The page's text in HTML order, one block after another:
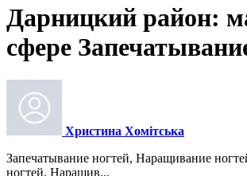
Дарницкий район:
сфере
Христина Хомітська
Запечатывание ногтей, Наращивание
ногтей, Наращив...